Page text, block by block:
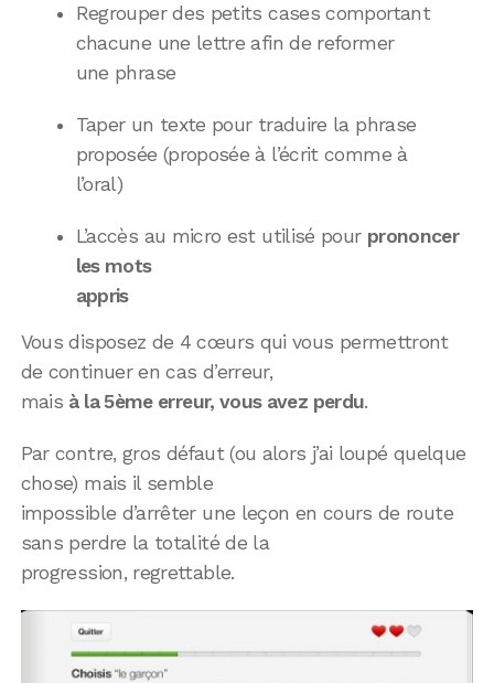
Regrouper des petits cases comportant
chacune une lettre afin de reformer
une phrase
Taper un texte pour traduire la phrase
proposée (proposée à l’écrit comme à
l’oral)
L’accès au micro est utilisé pour prononcer
les mots
appris
Vous disposez de 4 cœurs qui vous permettront
de continuer en cas d’erreur,
mais à la 5ème erreur, vous avez perdu.
Par contre, gros défaut (ou alors j’ai loupé quelque
chose) mais il semble
impossible d’arrêter une leçon en cours de route
sans perdre la totalité de la
progression, regrettable.